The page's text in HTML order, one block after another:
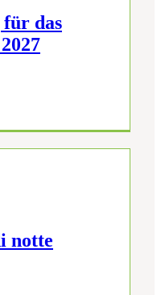
das
notte